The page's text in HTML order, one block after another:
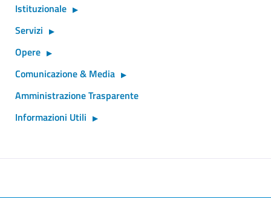
Istituzionale
Servizi
Opere
Comunicazione & Media
Amministrazione Trasparente
Informazioni Utili